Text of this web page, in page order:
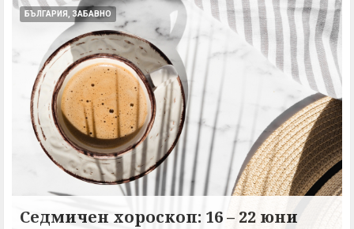
БЪЛГАРИЯ, ЗАБАВНО
Седмичен хороскоп: 16 – 22 юни